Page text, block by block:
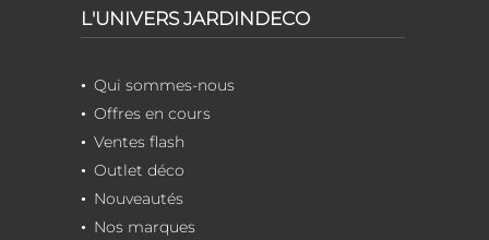
L'UNIVERS JARDINDECO
Qui sommes-nous
Offres en cours
Ventes flash
Outlet déco
Nouveautés
Nos marques